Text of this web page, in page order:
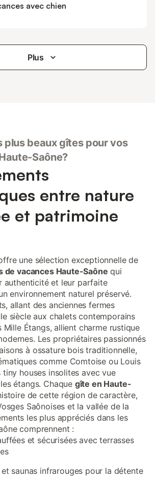
avec chien
Plus
plus beaux gîtes pour vos
Saône?
entre nature
et patrimoine
une sélection exceptionnelle de
de vacances Haute-Saône qui
authenticité et leur parfaite
environnement naturel préservé.
allant des anciennes fermes
siècle aux chalets contemporains
Mille Étangs, allient charme rustique
Les propriétaires passionnés
à ossature bois traditionnelle,
comme Comtoise ou Louis
tiny houses insolites avec vue
étangs. Chaque gîte en Haute-
de cette région de caractère,
Saônoises et la vallée de la
les plus appréciés dans les
comprennent :
et sécurisées avec terrasses
saunas infrarouges pour la détente